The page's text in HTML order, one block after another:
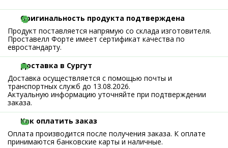
Оригинальность продукта подтверждена
Продукт поставляется напрямую со склада изготовителя.
Проставелл Форте имеет сертификат качества по
евростандарту.
Доставка в Сургут
Доставка осуществляется с помощью почты и
транспортных служб до 13.08.2026.
Актуальную информацию уточняйте при подтверждении
заказа.
Как оплатить заказ
Оплата производится после получения заказа. К оплате
принимаются банковские карты и наличные.